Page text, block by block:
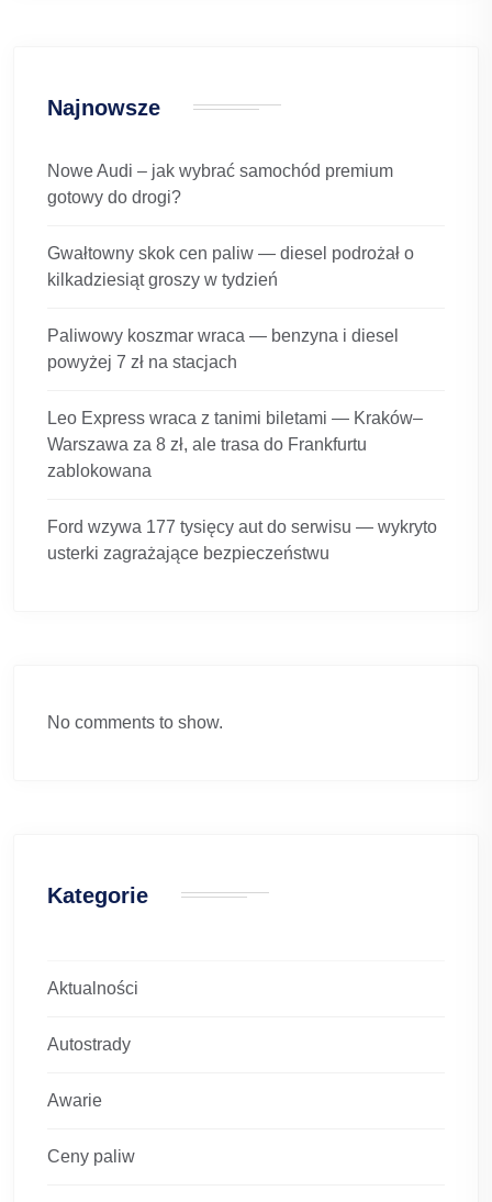
Najnowsze
Nowe Audi – jak wybrać samochód premium
gotowy do drogi?
Gwałtowny skok cen paliw — diesel podrożał o
kilkadziesiąt groszy w tydzień
Paliwowy koszmar wraca — benzyna i diesel
powyżej 7 zł na stacjach
Leo Express wraca z tanimi biletami — Kraków–
Warszawa za 8 zł, ale trasa do Frankfurtu
zablokowana
Ford wzywa 177 tysięcy aut do serwisu — wykryto
usterki zagrażające bezpieczeństwu
No comments to show.
Kategorie
Aktualności
Autostrady
Awarie
Ceny paliw